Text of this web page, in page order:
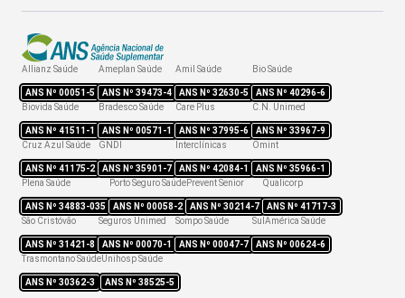
Hapvida Odonto
Portabilidade
Reajuste
Reembolso
Rede credenciada
Allianz Saúde
ANS Nº 00051-5
Ameplan Saúde
ANS Nº 39473-4
Amil Saúde
ANS Nº 32630-5
Bio Saúde
ANS Nº 40296-6
Biovida Saúde
ANS Nº 41511-1
Bradesco Saúde
ANS Nº 00571-1
Care Plus
ANS Nº 37995-6
C.N. Unimed
ANS Nº 33967-9
Cruz Azul Saúde
ANS Nº 41175-2
GNDI
ANS Nº 35901-7
Interclínicas
ANS Nº 42084-1
Omint
ANS Nº 35966-1
Plena Saúde
ANS Nº 34883-035
Porto Seguro Saúde
ANS Nº 00058-2
Prevent Senior
ANS Nº 30214-7
Qualicorp
ANS Nº 41717-3
São Cristóvão
ANS Nº 31421-8
Seguros Unimed
ANS Nº 00070-1
Sompo Saúde
ANS Nº 00047-7
SulAmérica Saúde
ANS Nº 00624-6
Trasmontano Saúde
ANS Nº 30362-3
Unihosp Saúde
ANS Nº 38525-5